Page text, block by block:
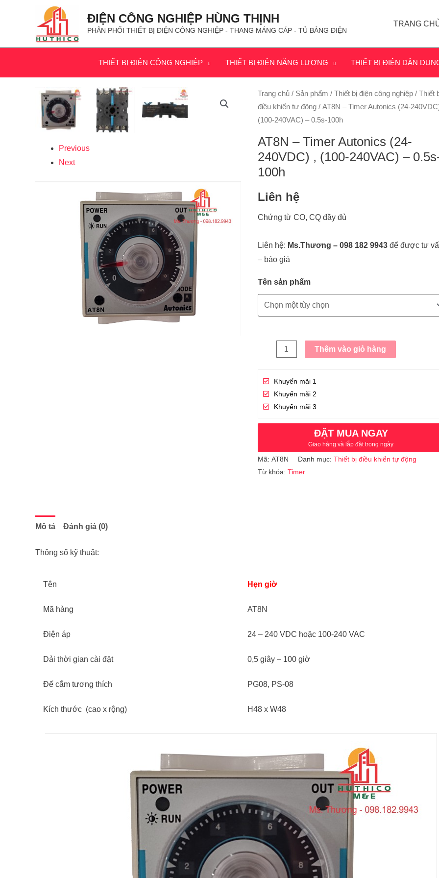
ĐIỆN CÔNG NGHIỆP HÙNG THỊNH
PHÂN PHỐI THIẾT BỊ ĐIỆN CÔNG NGHIỆP - THANG MÁNG CÁP - TỦ BẢNG ĐIỆN
TRANG
THIẾT BỊ ĐIỆN CÔNG NGHIỆP THIẾT BỊ ĐIỆN NĂNG LƯỢNG THIẾT BỊ ĐIỆN DÂN
Previous
Next
Trang chủ/ Sản phẩm / Thiết bị điện công nghiệp/ Thiết
điều khiển tự động/ AT8N – Timer Autonics (24-
(100-240VAC) – 0.5s-100h
AT8N – Timer Autonics (24-
240VDC) , (100-240VAC) –
100h
Liên hệ
Chứng từ CO, CQ đầy đủ
Liên hệ: Ms.Thương – 098 182 9943 để được tư
– báo giá
Tên sản phẩm
Thêm vào giỏ hàng
Khuyến mãi 1
Khuyến mãi 2
Khuyến mãi 3
ĐẶT MUA NGAY
Giao hàng và lắp đặt trong ngày
Mã: AT8N Danh mục: Thiết bị điều khiển tự động
Từ khóa: Timer
Mô tả Đánh giá (0)
Thông số kỹ thuật:
Tên Hẹn giờ
Mã hàng AT8N
Điện áp 24 – 240 VDC hoặc 100-240 VAC
Dải thời gian cài đặt 0,5 giây – 100 giờ
Đế cắm tương thích PG08, PS-08
Kích thước (cao x rộng) H48 x W48